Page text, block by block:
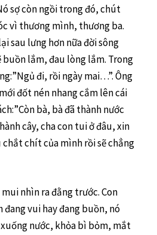
sợ còn ngồi trong đó, chút
vì thương mình, thương ba.
sau lưng hơn nữa đời sông
buồn lắm, đau lòng lắm. Trong
đi, rồi ngày mai…”. Ông
đốt nén nhang cắm lên cái
bà, bà đã thành nước
cây, cha con tui ở đâu, xin
chít của mình rồi sẽ chẳng
nhìn ra đằng trước. Con
vui hay đang buồn, nó
nước, khỏa bì bỏm, mắt